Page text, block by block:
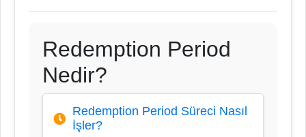
Redemption Period
Nedir?
Redemption Period Süreci Nasıl
İşler?